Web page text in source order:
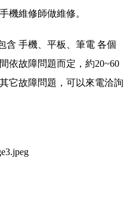
機維修師做維修。
含 手機、平板、筆電 各個
依故障問題而定，約20~60
它故障問題，可以來電洽詢